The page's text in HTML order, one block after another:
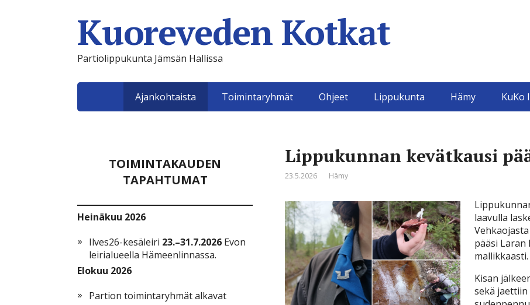
Kuoreveden Kotkat
Partiolippukunta Jämsän Hallissa
Ajankohtaista Toimintaryhmät Ohjeet Lippukunta Hämy KuKo
Lippukunnan kevätkausi
23.5.2026 Hämy
laavulla
pääsi
mallikkaasti.
Kisan
sekä
TOIMINTAKAUDEN
TAPAHTUMAT
Heinäkuu 2026
Ilves26-kesäleiri 23.–31.7.2026 Evon
leirialueella Hämeenlinnassa.
Elokuu 2026
Partion toimintaryhmät alkavat